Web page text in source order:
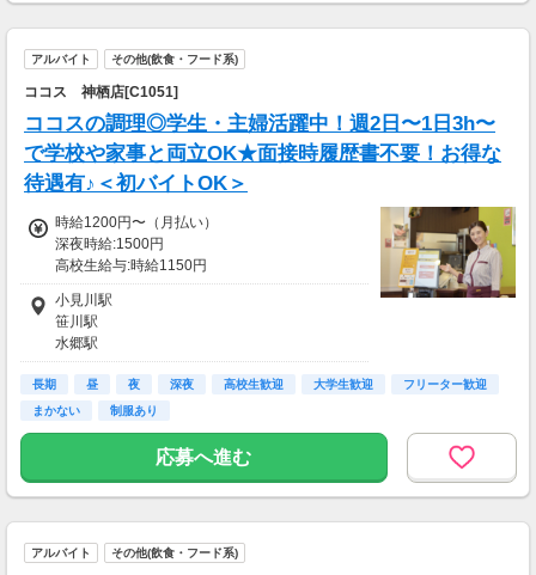
アルバイト その他(飲食・フード系)
ココス 神栖店[C1051]
ココスの調理◎学生・主婦活躍中！週2日〜1日3h〜
で学校や家事と両立OK★面接時履歴書不要！お得な
待遇有♪＜初バイトOK＞
時給1200円〜（月払い）
深夜時給:1500円
高校生給与:時給1150円
土日祝：時給100円UP、早朝手当(5:00〜8:00
迄):時給200円UP
■交通費
交通費一部支給
小見川駅
笹川駅
水郷駅
鹿島神宮駅
延方駅
長期 昼 夜 深夜 高校生歓迎 大学生歓迎
フリーター歓迎
まかない
制服あり
応募へ進む
アルバイト その他(飲食・フード系)